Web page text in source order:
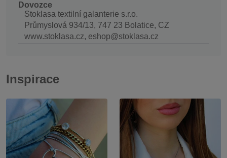
Dovozce
Stoklasa textilní galanterie s.r.o.
Průmyslová 934/13, 747 23 Bolatice, CZ
www.stoklasa.cz, eshop@stoklasa.cz
Inspirace